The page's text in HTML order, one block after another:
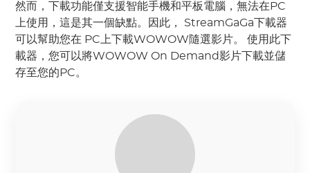
然而，下載功能僅支援智能手機和平板電腦，無法在PC
上使用，這是其一個缺點。因此，
StreamGaGa 下載器
可以幫助您在 PC上下載WOWOW隨選影片。
使用此下
載器，您可以將WOWOW On Demand影片下載並儲
存至您的PC。